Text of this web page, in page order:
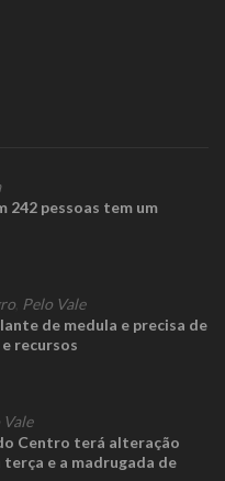
242 pessoas tem um
Pelo Vale
de medula e precisa de
recursos
Vale
Centro terá alteração
e a madrugada de